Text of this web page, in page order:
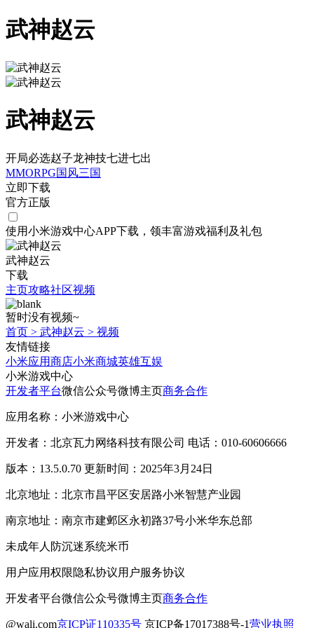
武神赵云
武神赵云
开局必选赵子龙神技七进七出
MMORPG国风三国
立即下载
官方正版
使用小米游戏中心APP下载 ，领丰富游戏福利 及礼包
武神赵云
下载
主页攻略社区视频
暂时没有视频~
首页 > 武神赵云 > 视频
友情链接
小米应用商店小米商城英雄互娱
小米游戏中心
开发者平台微信公众号微博主页商务合作
应用名称：小米游戏中心
开发者：北京瓦力网络科技有限公司 电话：010-60606666
版本：13.5.0.70 更新时间：2025年3月24日
北京地址：北京市昌平区安居路小米智慧产业园
南京地址：南京市建邺区永初路37号小米华东总部
未成年人防沉迷系统米币
用户应用权限隐私协议用户服务协议
开发者平台微信公众号微博主页商务合作
@wali.com京ICP证110335号 京ICP备17017388号-1营业执照